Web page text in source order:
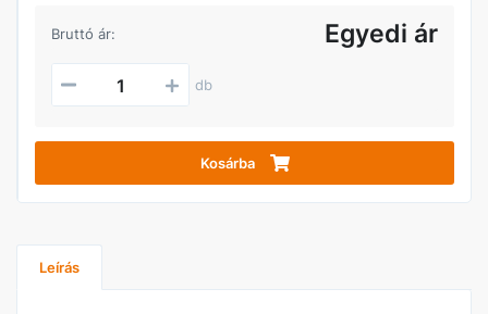
Bruttó ár: Egyedi ár
db
Kosárba
Leírás